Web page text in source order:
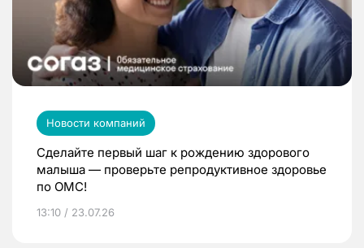
Новости компаний
Сделайте первый шаг к рождению здорового
малыша — проверьте репродуктивное здоровье
по ОМС!
13:10 / 23.07.26